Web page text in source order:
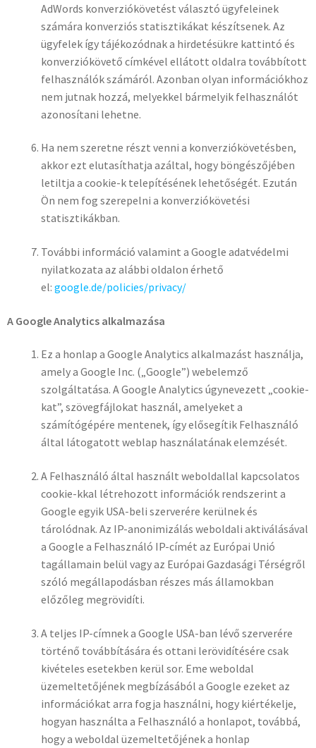
AdWords konverziókövetést választó ügyfeleinek
számára konverziós statisztikákat készítsenek. Az
ügyfelek így tájékozódnak a hirdetésükre kattintó és
konverziókövető címkével ellátott oldalra továbbított
felhasználók számáról. Azonban olyan információkhoz
nem jutnak hozzá, melyekkel bármelyik felhasználót
azonosítani lehetne.
Ha nem szeretne részt venni a konverziókövetésben,
akkor ezt elutasíthatja azáltal, hogy böngészőjében
letiltja a cookie-k telepítésének lehetőségét. Ezután
Ön nem fog szerepelni a konverziókövetési
statisztikákban.
További információ valamint a Google adatvédelmi
nyilatkozata az alábbi oldalon érhető
el: google.de/policies/privacy/
A Google Analytics alkalmazása
Ez a honlap a Google Analytics alkalmazást használja,
amely a Google Inc. („Google”) webelemző
szolgáltatása. A Google Analytics úgynevezett „cookie-
kat”, szövegfájlokat használ, amelyeket a
számítógépére mentenek, így elősegítik Felhasználó
által látogatott weblap használatának elemzését.
A Felhasználó által használt weboldallal kapcsolatos
cookie-kkal létrehozott információk rendszerint a
Google egyik USA-beli szerverére kerülnek és
tárolódnak. Az IP-anonimizálás weboldali aktiválásával
a Google a Felhasználó IP-címét az Európai Unió
tagállamain belül vagy az Európai Gazdasági Térségről
szóló megállapodásban részes más államokban
előzőleg megrövidíti.
A teljes IP-címnek a Google USA-ban lévő szerverére
történő továbbítására és ottani lerövidítésére csak
kivételes esetekben kerül sor. Eme weboldal
üzemeltetőjének megbízásából a Google ezeket az
információkat arra fogja használni, hogy kiértékelje,
hogyan használta a Felhasználó a honlapot, továbbá,
hogy a weboldal üzemeltetőjének a honlap